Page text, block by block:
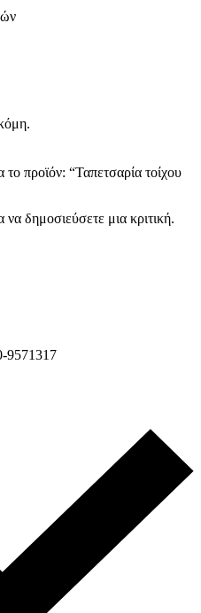
προϊόν: “Ταπετσαρία τοίχου
να δημοσιεύσετε μια κριτική.
9571317